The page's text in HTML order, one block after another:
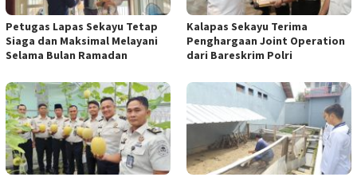
Petugas Lapas Sekayu Tetap
Siaga dan Maksimal Melayani
Selama Bulan Ramadan
Kalapas Sekayu Terima
Penghargaan Joint Operation
dari Bareskrim Polri